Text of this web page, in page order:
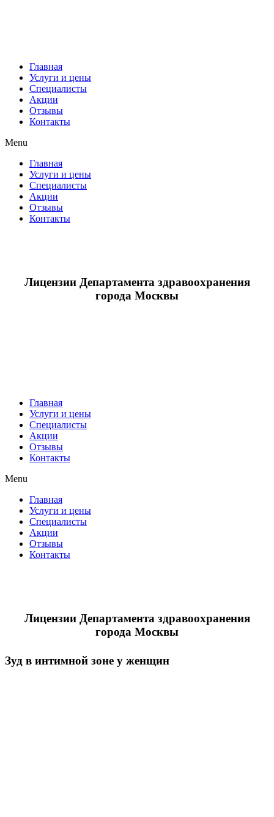
Главная
Услуги и цены
Специалисты
Акции
Отзывы
Контакты
Menu
Главная
Услуги и цены
Специалисты
Акции
Отзывы
Контакты
Лицензии Департамента здравоохранения
города Москвы
Главная
Услуги и цены
Специалисты
Акции
Отзывы
Контакты
Menu
Главная
Услуги и цены
Специалисты
Акции
Отзывы
Контакты
Лицензии Департамента здравоохранения
города Москвы
Зуд в интимной зоне у женщин